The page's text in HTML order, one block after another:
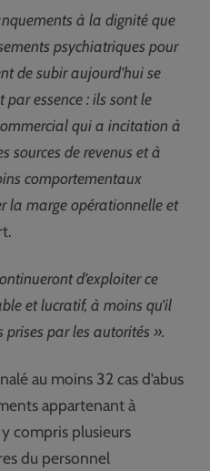
à la dignité que
psychiatriques pour
de subir aujourd’hui se
essence : ils sont le
qui a incitation à
sources de revenus et à
comportementaux
la marge opérationnelle et
d’exploiter ce
et lucratif, à moins qu’il
prises par les autorités ».
au moins 32 cas d’abus
appartenant à
compris plusieurs
du personnel